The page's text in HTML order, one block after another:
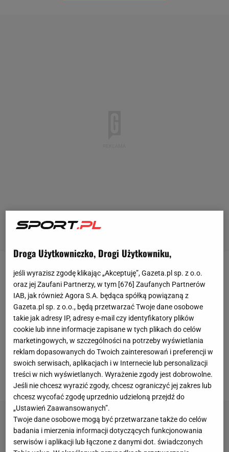
Paula Badosa (21.WTA) wywalczyła w czwartek
awans do III rundy turnieju WTA 1000 w Miami.
Hiszpanka w pierwszymmeczuzmierzyła się z
Niemką Laurą Siegemund (114. WTA). Znacznie
niżej sklasyfikowana zawodniczka sprawiła
faworytce niespodziewane problemy. Spotkanie
trwało prawie aż trzy godziny i zakończyło się
zwycięstwem Badosy 7:6(7-2), 4:6, 6:2.
Droga Użytkowniczko, Drogi Użytkowniku,
jeśli wyrazisz zgodę klikając „Akceptuję”, Gazeta.pl sp. z o.o.
oraz jej Zaufani Partnerzy, w tym [676] Zaufanych Partnerów
IAB, jak również Agora S.A. będąca spółką powiązaną z
Gazeta.pl sp. z o.o., będą przetwarzać Twoje dane osobowe
takie jak adresy IP, adresy e-mail czy identyfikatory plików
cookie lub inne informacje zapisane w tych plikach do celów
marketingowych, w szczególności na potrzeby wyświetlania
reklam dopasowanych do Twoich zainteresowań i preferencji w
swoich serwisach, aplikacjach i w Internecie lub personalizacji
treści w nich wyświetlanych. Wyrażenie zgody jest dobrowolne.
Jeśli nie chcesz wyrazić zgody, chcesz ograniczyć jej zakres lub
chcesz wycofać zgodę uprzednio udzieloną przejdź do
„Ustawień Zaawansowanych”.
Twoje dane osobowe mogą być przetwarzane także do celów
badania i mierzenia informacji dotyczących funkcjonowania
serwisów i aplikacji lub łączone z danymi dot. świadczonych